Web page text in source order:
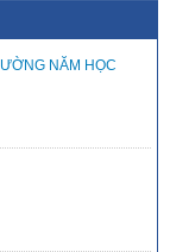
Rừng Tràm Ban
NĂM HỌC